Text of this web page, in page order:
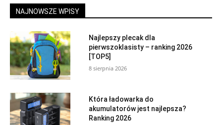
NAJNOWSZE WPISY
Najlepszy plecak dla
pierwszoklasisty – ranking 2026
[TOP5]
8 sierpnia 2026
Która ładowarka do
akumulatorów jest najlepsza?
Ranking 2026